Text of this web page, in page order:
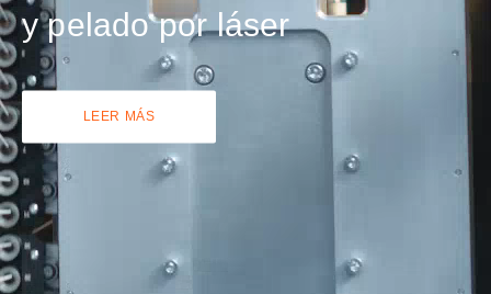
y pelado por láser
LEER MÁS